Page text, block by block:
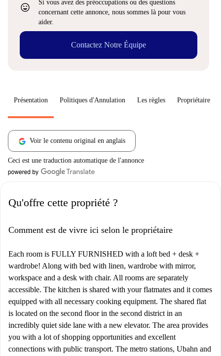
sentiment_very_satisfied
Si vous avez des préoccupations ou des questions
concernant cette annonce, nous sommes là pour vous
aider.
Contactez Notre Équipe
Présentation Politiques d'Annulation Les règles Propriétaire
Voir le contenu original en anglais
Ceci est une traduction automatique de l'annonce
Qu'offre cette propriété ?
Comment est de vivre ici selon le propriétaire
Each room is FULLY FURNISHED with a loft bed + desk +
wardrobe! Along with bed with linen, wardrobe with mirror,
workspace and a desk with chair. All rooms are separately
accessible. The kitchen is shared with your flatmates and it comes
equipped with all necessary cooking equipment. The shared flat
is located on the second floor in the second district in an
incredibly quiet side lane with a new elevator. The area provides
you with a lot of shopping opportunities and excellent
connections with public transport. The metro stations, Ubahn and